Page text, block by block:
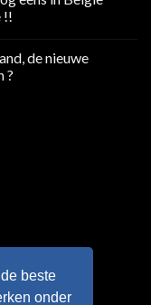
!!
de nieuwe
?
beste
onder